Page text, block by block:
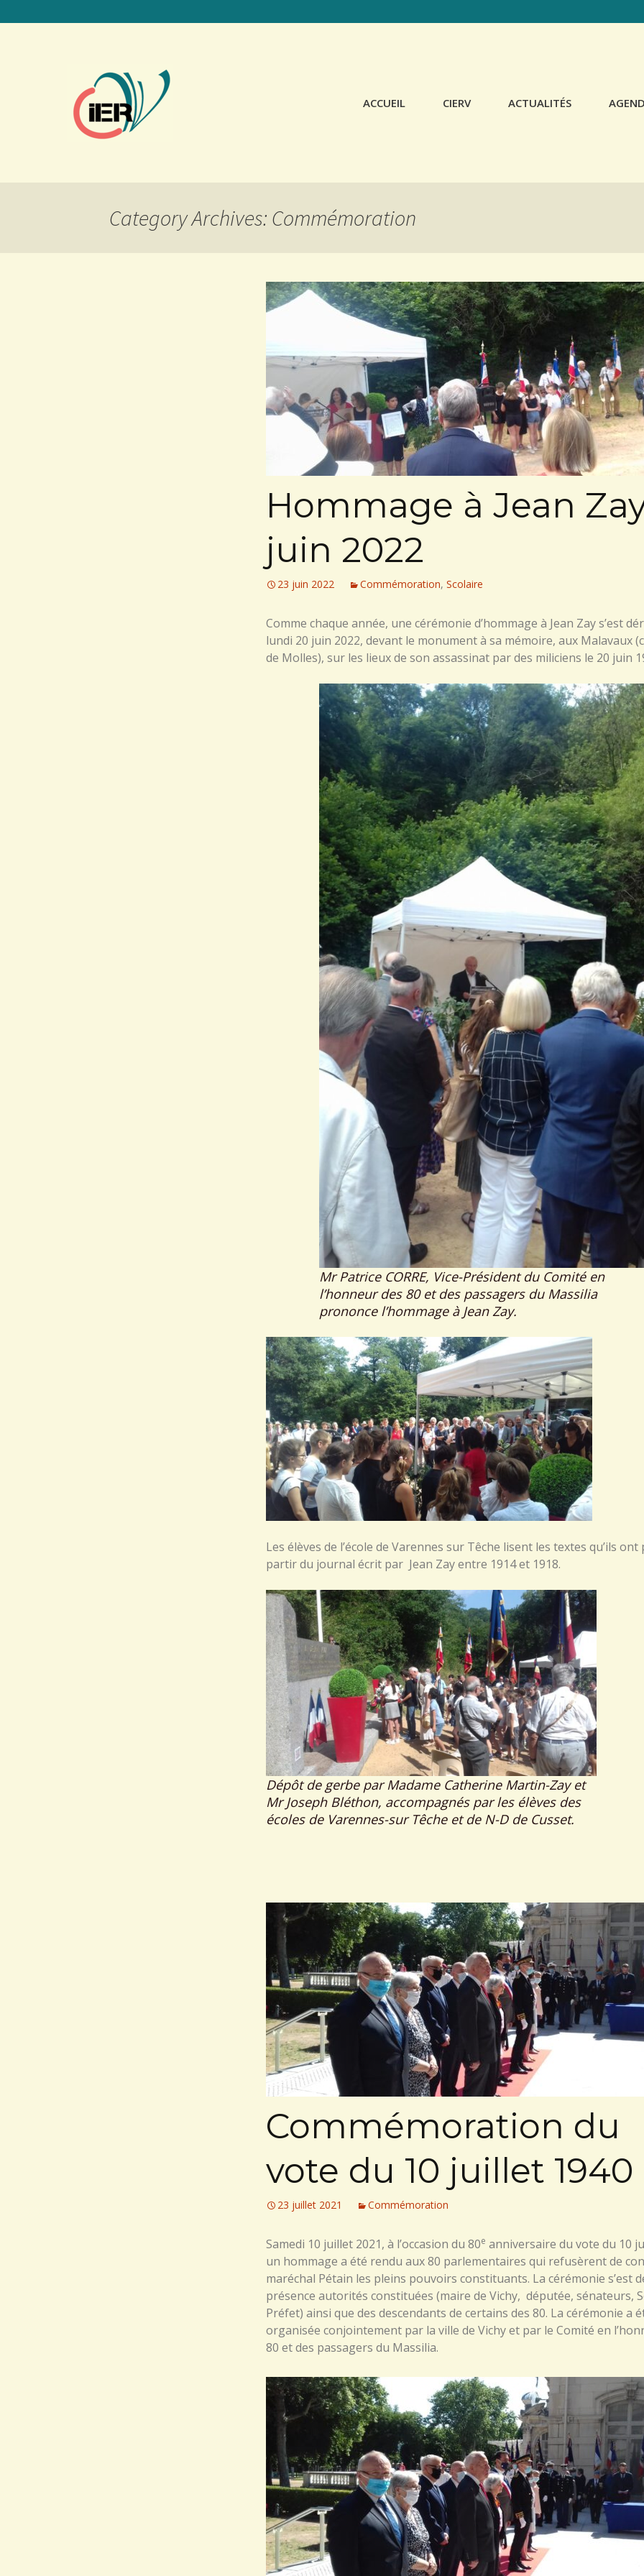
ACCUEIL CIERV ACTUALITÉS
Category Archives: Commémoration
Hommage à Jean
juin 2022
23 juin 2022 Commémoration, Scolaire
Comme chaque année, une cérémonie d’hommage à Jean Zay s’est
lundi 20 juin 2022, devant le monument à sa mémoire, aux Malavaux
de Molles), sur les lieux de son assassinat par des miliciens le 20 juin
Mr Patrice CORRE, Vice-Président du Comité en
l’honneur des 80 et des passagers du Massilia
prononce l’hommage à Jean Zay.
Les élèves de l’école de Varennes sur Têche lisent les textes qu’ils
partir du journal écrit par Jean Zay entre 1914 et 1918.
Dépôt de gerbe par Madame Catherine Martin-Zay et
Mr Joseph Bléthon, accompagnés par les élèves des
écoles de Varennes-sur Têche et de N-D de Cusset.
Commémoration du
vote du 10 juillet 1940
23 juillet 2021 Commémoration
Samedi 10 juillet 2021, à l’occasion du 80e anniversaire du vote du 10
un hommage a été rendu aux 80 parlementaires qui refusèrent de
maréchal Pétain les pleins pouvoirs constituants. La cérémonie s’est
présence autorités constituées (maire de Vichy, députée, sénateurs,
Préfet) ainsi que des descendants de certains des 80. La cérémonie a
organisée conjointement par la ville de Vichy et par le Comité en
80 et des passagers du Massilia.